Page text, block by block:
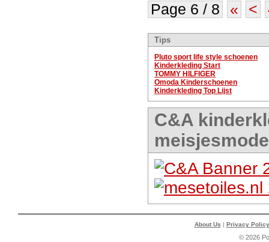
Page 6 / 8
« <
Tips
Pluto sport life style schoenen
Kinderkleding Start
TOMMY HILFIGER
Omoda Kinderschoenen
Kinderkleding Top Lijst
C&A
meisjesmode
About Us | Privacy Policy
© 2026